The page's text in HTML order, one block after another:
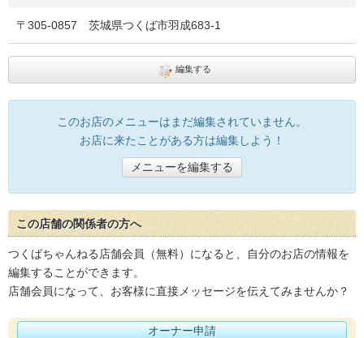
〒 305-0857 茨城県つくば市羽成683-1
編集する
このお店のメニューはまだ編集されていません。
お店に来たことがある方は編集しよう！
メニューを編集する
この店舗の関係者の方へ
つくばちゃんねる店舗会員（無料）になると、自分のお店の情報を
編集することができます。
店舗会員になって、お客様に直接メッセージを伝えてみませんか？
オーナー申請